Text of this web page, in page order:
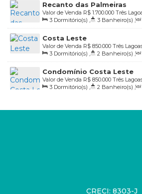
Recanto das Palmeiras
R$ 1.700.000
Valor de Venda
Três
Brasil
3 Dormitório(s) , 3 Banheiro(s) ,
Total: 355.93m² , 2 Vaga(s) , Útil:
Costa Leste
R$ 850.000
Valor de Venda
Três
3 Dormitório(s) , 2 Banheiro(s) ,
Total: 288.00m² , 2 Vaga(s) , Útil:
Condomínio Costa Leste
R$ 850.000
Valor de Venda
Três
3 Dormitório(s) , 2 Banheiro(s) ,
CRECI: 8303-J